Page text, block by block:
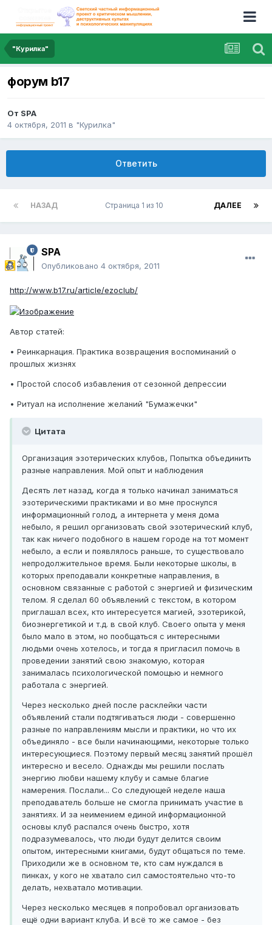
"Курилка"
форум b17
От SPA
4 октября, 2011 в "Курилка"
Ответить
НАЗАД ДАЛЕЕ
Страница 1 из 10
SPA
Опубликовано 4 октября, 2011
http://www.b17.ru/article/ezoclub/
Автор статей:
• Реинкарнация. Практика возвращения воспоминаний о
прошлых жизнях
• Простой способ избавления от сезонной депрессии
• Ритуал на исполнение желаний "Бумажечки"
Цитата
Организация эзотерических клубов, Попытка объединить
разные направления. Мой опыт и наблюдения
Десять лет назад, когда я только начинал заниматься
эзотерическими практиками и во мне проснулся
информационный голод, а интернета у меня дома
небыло, я решил организовать свой эзотерический клуб,
так как ничего подобного в нашем городе на тот момент
небыло, а если и появлялось раньше, то существовало
непродолжительное время. Были некоторые школы, в
которых преподавали конкретные направления, в
основном связанные с работой с энергией и физическим
телом. Я сделал 60 объявлений с текстом, в котором
приглашал всех, кто интересуется магией, эзотерикой,
биоэнергетикой и т.д. в свой клуб. Своего опыта у меня
было мало в этом, но пообщаться с интересными
людьми очень хотелось, и тогда я пригласил помочь в
проведении занятий свою знакомую, которая
занималась психологической помощью и немного
работала с энергией.
Через несколько дней после расклейки части
объявлений стали подтягиваться люди - совершенно
разные по направлениям мысли и практики, но что их
объединяло - все были начинающими, некоторые только
интересующиеся. Поэтому первый месяц занятий прошёл
интересно и весело. Однажды мы решили послать
энергию любви нашему клубу и самые благие
намерения. Послали... Со следующей неделе наша
преподаватель больше не смогла принимать участие в
занятиях. И за неимением единой информационной
основы клуб распался очень быстро, хотя
подразумевалось, что люди будут делится своим
опытом, интересными книгами, будут общаться по теме.
Приходили же в основном те, кто сам нуждался в
пинках, у кого не хватало сил самостоятельно что-то
делать, нехватало мотивации.
Через несколько месяцев я попробовал организовать
ещё одни вариант клуба. И всё то же самое - без